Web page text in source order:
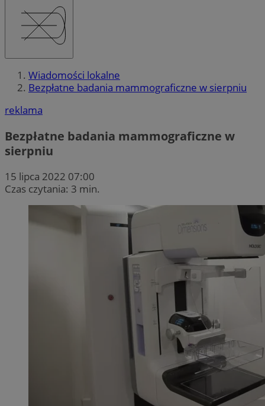
Wiadomości lokalne
Bezpłatne badania mammograficzne w sierpniu
reklama
Bezpłatne badania mammograficzne w
sierpniu
15 lipca 2022 07:00
Czas czytania: 3 min.